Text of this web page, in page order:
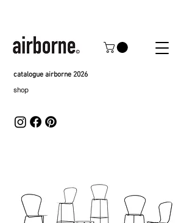
catalogue airborne 2026
shop